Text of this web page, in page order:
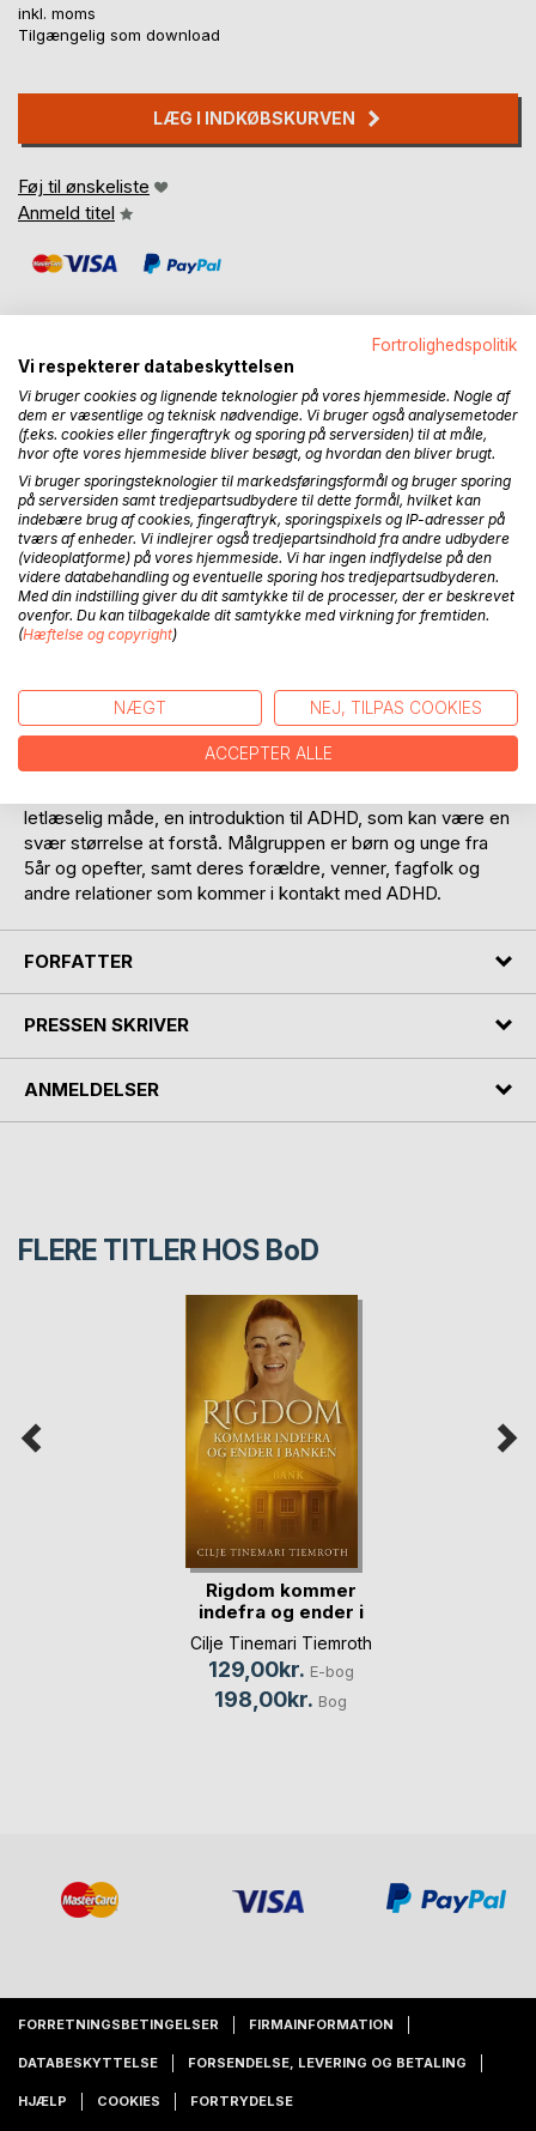
inkl. moms
Tilgængelig som download
LÆG I INDKØBSKURVEN
Føj til ønskeliste
Anmeld titel
BESKRIVELSE
I denne bog møder du Prinsesse Sofie- en pige med
ADHD som igennem humor og kærlig giver et indblik i
ADHD livets glæder & sorger i børnehøjde. Bogen kan
hjælpe både børn og voksne til at opnå en bedre forståelse
af de udfordringer som følger med når man har ADHD.
Prinsesse Sofie´s historie beskriver blandt andet:
Udfordringer med venner, familie og skole relationer.
En accept af sig selv
Skabe yderligere forståelse
Et indblik i hvordan ADHD kan føles for et barn
letlæselig måde, en introduktion til ADHD, som kan være en
svær størrelse at forstå. Målgruppen er børn og unge fra
5år og opefter, samt deres forældre, venner, fagfolk og
andre relationer som kommer i kontakt med ADHD.
FORFATTER
PRESSEN SKRIVER
ANMELDELSER
FLERE TITLER HOS BoD
Rigdom kommer
indefra og ender i
banken
Cilje Tinemari Tiemroth
129,00kr. E-bog
198,00kr. Bog
FORRETNINGSBETINGELSER FIRMAINFORMATION
DATABESKYTTELSE FORSENDELSE, LEVERING OG BETALING
HJÆLP COOKIES FORTRYDELSE
Fortrolighedspolitik
Vi respekterer databeskyttelsen
Vi bruger cookies og lignende teknologier på vores hjemmeside. Nogle af
dem er væsentlige og teknisk nødvendige. Vi bruger også analysemetoder
(f.eks. cookies eller fingeraftryk og sporing på serversiden) til at måle,
hvor ofte vores hjemmeside bliver besøgt, og hvordan den bliver brugt.
Vi bruger sporingsteknologier til markedsføringsformål og bruger sporing
på serversiden samt tredjepartsudbydere til dette formål, hvilket kan
indebære brug af cookies, fingeraftryk, sporingspixels og IP-adresser på
tværs af enheder. Vi indlejrer også tredjepartsindhold fra andre udbydere
(videoplatforme) på vores hjemmeside. Vi har ingen indflydelse på den
videre databehandling og eventuelle sporing hos tredjepartsudbyderen.
Med din indstilling giver du dit samtykke til de processer, der er beskrevet
ovenfor. Du kan tilbagekalde dit samtykke med virkning for fremtiden.
(Hæftelse og copyright)
NÆGT NEJ, TILPAS COOKIES
ACCEPTER ALLE